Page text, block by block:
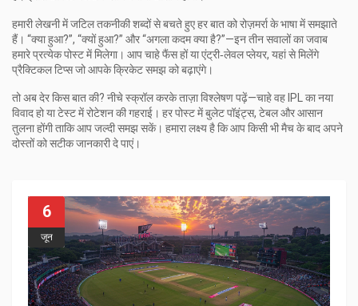
हमारी लेखनी में जटिल तकनीकी शब्दों से बचते हुए हर बात को रोज़मर्रा के भाषा में समझाते
हैं। “क्या हुआ?”, “क्यों हुआ?” और “अगला कदम क्या है?”—इन तीन सवालों का जवाब
हमारे प्रत्येक पोस्ट में मिलेगा। आप चाहे फैंस हों या एंट्री‑लेवल प्लेयर, यहां से मिलेंगे
प्रैक्टिकल टिप्स जो आपके क्रिकेट समझ को बढ़ाएंगे।
तो अब देर किस बात की? नीचे स्क्रॉल करके ताज़ा विश्लेषण पढ़ें—चाहे वह IPL का नया
विवाद हो या टेस्ट में रोटेशन की गहराई। हर पोस्ट में बुलेट पॉइंट्स, टेबल और आसान
तुलना होंगी ताकि आप जल्दी समझ सकें। हमारा लक्ष्य है कि आप किसी भी मैच के बाद अपने
दोस्तों को सटीक जानकारी दे पाएं।
6
जून